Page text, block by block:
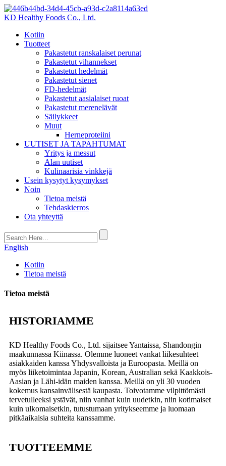
KD Healthy Foods Co., Ltd.
Kotiin
Tuotteet
Pakastetut ranskalaiset perunat
Pakastetut vihannekset
Pakastetut hedelmät
Pakastetut sienet
FD-hedelmät
Pakastetut aasialaiset ruoat
Pakastetut merenelävät
Säilykkeet
Muut
Herneproteiini
UUTISET JA TAPAHTUMAT
Yritys ja messut
Alan uutiset
Kulinaarisia vinkkejä
Usein kysytyt kysymykset
Noin
Tietoa meistä
Tehdaskierros
Ota yhteyttä
English
Kotiin
Tietoa meistä
Tietoa meistä
HISTORIAMME
KD Healthy Foods Co., Ltd. sijaitsee Yantaissa, Shandongin
maakunnassa Kiinassa. Olemme luoneet vankat liikesuhteet
asiakkaiden kanssa Yhdysvalloista ja Euroopasta. Meillä on
myös liiketoimintaa Japanin, Korean, Australian sekä Kaakkois-
Aasian ja Lähi-idän maiden kanssa. Meillä on yli 30 vuoden
kokemus kansainvälisestä kaupasta. Toivotamme vilpittömästi
tervetulleeksi ystävät, niin vanhat kuin uudetkin, niin kotimaiset
kuin ulkomaisetkin, tutustumaan yritykseemme ja luomaan
pitkäaikaisia ​​suhteita kanssamme.
TUOTTEEMME